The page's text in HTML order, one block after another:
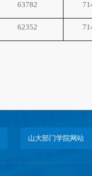
63782
62352
山大部门学院网站